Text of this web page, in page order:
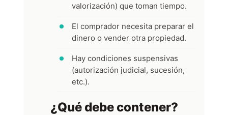
valorización) que toman tiempo.
El comprador necesita preparar el
dinero o vender otra propiedad.
Hay condiciones suspensivas
(autorización judicial, sucesión,
etc.).
¿Qué debe contener?